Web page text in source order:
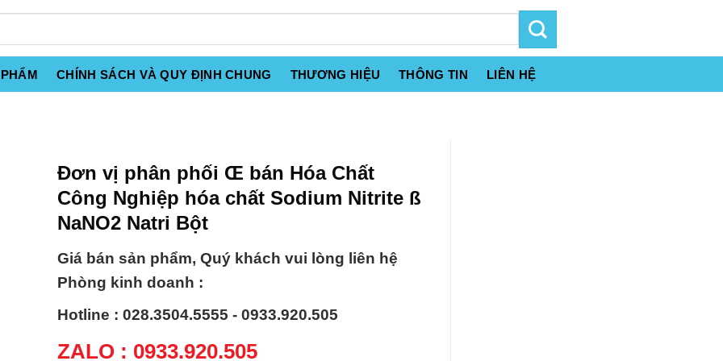
CHÍNH SÁCH VÀ QUY ĐỊNH CHUNG THƯƠNG HIỆU THÔNG TIN LIÊN HỆ
Đơn vị phân phối Œ bán Hóa Chất
Công Nghiệp hóa chất Sodium Nitrite ß
NaNO2 Natri Bột
Giá bán sản phẩm, Quý khách vui lòng liên hệ
Phòng kinh doanh :
Hotline : 028.3504.5555 - 0933.920.505
ZALO : 0933.920.505